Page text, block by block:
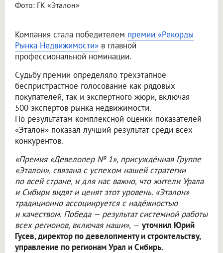
Фото: ГК «Эталон»
Компания стала победителем премии «Рекорды
Рынка Недвижимости» в главной
профессиональной номинации.
Судьбу премии определяло трёхэтапное
беспристрастное голосование как рядовых
покупателей, так и экспертного жюри, включая
500 экспертов рынка недвижимости.
По результатам комплексной оценки показателей
«Эталон» показал лучший результат среди всех
конкурентов.
«Премия «Девелопер № 1», присуждённая Группе
«Эталон», связана с успехом нашей стратегии
по всей стране, и для нас важно, что жители Урала
и Сибири видят и ценят этот уровень. «Эталон»
традиционно ассоциируется с надёжностью
и качеством. Победа — результат системной работы
всех регионов, включая наши», — уточнил Юрий
Гусев, директор по девелопменту и строительству,
управление по регионам Урал и Сибирь.